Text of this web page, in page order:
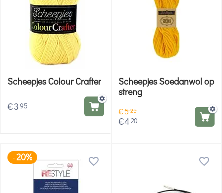
Scheepjes Colour Crafter
€395
Scheepjes Soedanwol op
streng
€525
€420
-20%